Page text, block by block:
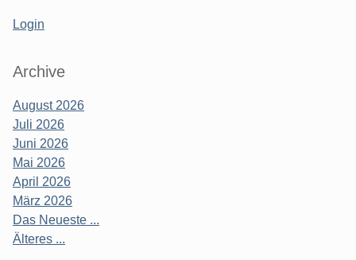
Login
Archive
August 2026
Juli 2026
Juni 2026
Mai 2026
April 2026
März 2026
Das Neueste ...
Älteres ...